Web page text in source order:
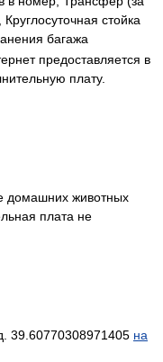
стойка
багажа
предоставляется в
плату.
домашних животных
плата не
39.60770308971405 на